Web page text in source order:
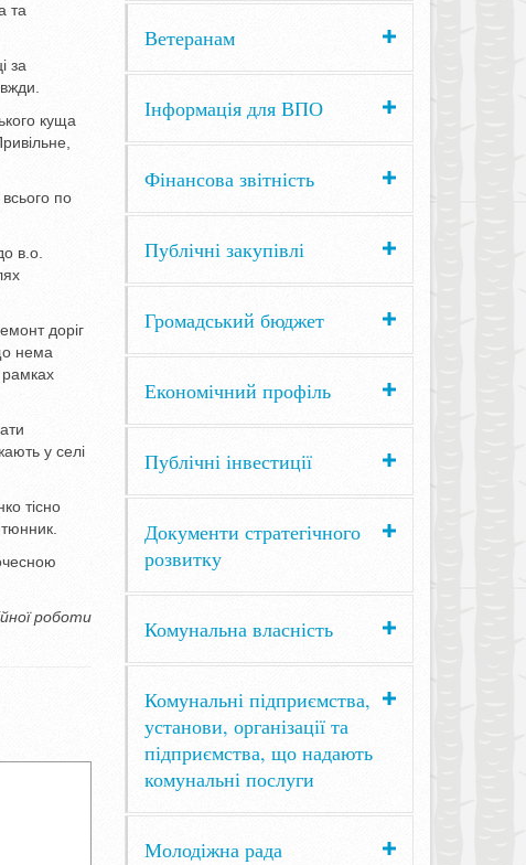
та
за
куща
по
в.о.
доріг
нема
рамках
у селі
тісно
роботи
Ветеранам
Інформація для ВПО
Фінансова звітність
Публічні закупівлі
Громадський бюджет
Економічний профіль
Публічні інвестиції
Документи стратегічного
розвитку
Комунальна власність
Комунальні підприємства,
установи, організації та
підприємства, що надають
комунальні послуги
Молодіжна рада